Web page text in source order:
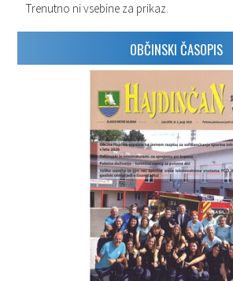
Trenutno ni vsebine za prikaz.
OBČINSKI ČASOPIS